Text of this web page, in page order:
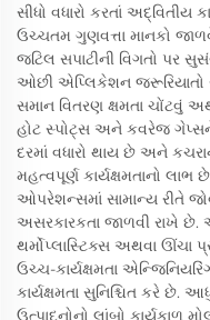
સીધો વધારો કરતાં અદ્વિતીય
ઉચ્ચતમ ગુણવત્તા માનકો
જટિલ સપાટીની વિગતો પર
ઓછી એપ્લિકેશન જરૂરિયાતો
સમાન વિતરણ ક્ષમતા ચોંટવું
હોટ સ્પોટ્સ અને કવરેજ
દરમાં વધારો થાય છે અને
મહત્વપૂર્ણ કાર્યક્ષમતાનો
ઓપરેશન્સમાં સામાન્ય રીતે
અસરકારકતા જાળવી રાખે છે.
થર્મોપ્લાસ્ટિક્સ અથવા ઊંચા
ઉચ્ચ-કાર્યક્ષમતા
કાર્યક્ષમતા સુનિશ્ચિત કરે
ઉત્પાદનોનો લાંબો કાર્યકાળ